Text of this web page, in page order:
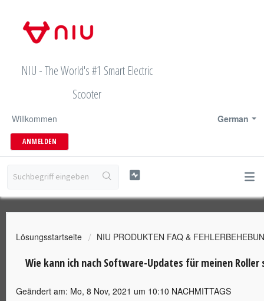
NIU - The World's #1 Smart Electric
Scooter
German
Willkommen
ANMELDEN
Lösungsstartseite NIU PRODUKTEN FAQ &
Wie kann ich nach Software-Updates für meinen Roller
Geändert am: Mo, 8 Nov, 2021 um 10:10 NACHMITTAGS